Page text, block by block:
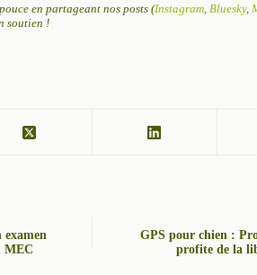
en partageant nos posts (Instagram Bluesky,
soutien !
examen
MEC
GPS pour chien :
profite de la